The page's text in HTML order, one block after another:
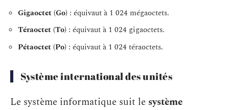
Gigaoctet (Go) : équivaut à 1 024 mégaoctets.
Téraoctet (To) : équivaut à 1 024 gigaoctets.
Pétaoctet (Po) : équivaut à 1 024 téraoctets.
Système international des unités
Le système informatique suit le système